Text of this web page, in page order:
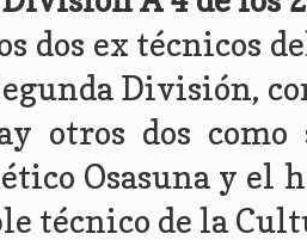
dos ex técnicos
División,
otros dos
Osasuna y el
técnico de la